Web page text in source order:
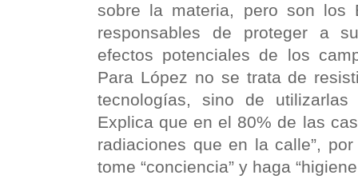
sobre la materia, pero son los
responsables de proteger a
efectos potenciales de los
Para López no se trata de
tecnologías, sino de utilizarlas
Explica que en el 80% de las
radiaciones que en la calle”,
tome “conciencia” y haga